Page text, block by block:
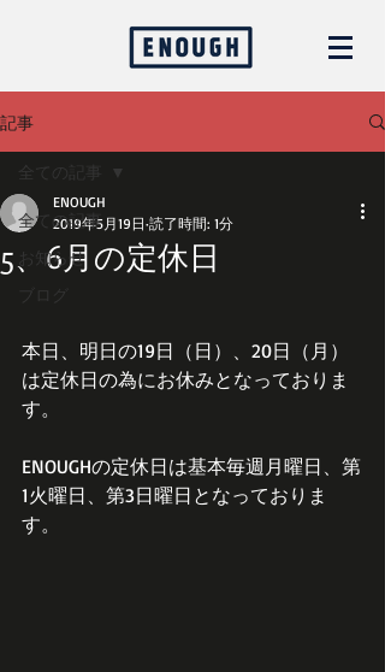
記事
全ての記事
お知らせ
ブログ
全ての記事
5、6月の定休日
ENOUGH
2019年5月19日 読了時間: 1分
本日、明日の19日（日）、20日（月）
は定休日の為にお休みとなっておりま
す。
ENOUGHの定休日は基本毎週月曜日、第
1火曜日、第3日曜日となっておりま
す。